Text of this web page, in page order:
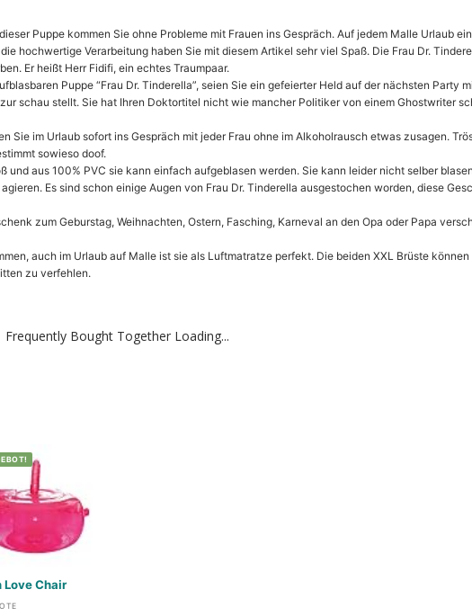
Puppe kommen Sie ohne Probleme mit Frauen ins Gespräch. Auf jedem Malle Urlaub
hochwertige Verarbeitung haben Sie mit diesem Artikel sehr viel Spaß. Die Frau Dr.
Er heißt Herr Fidifi, ein echtes Traumpaar.
Puppe “Frau Dr. Tinderella”, seien Sie ein gefeierter Held auf der nächsten Party
schau stellt. Sie hat Ihren Doktortitel nicht wie mancher Politiker von einem Ghostwriter
Sie im Urlaub sofort ins Gespräch mit jeder Frau ohne im Alkoholrausch etwas zusagen.
sowieso doof.
und aus 100% PVC sie kann einfach aufgeblasen werden. Sie kann leider nicht selber
Es sind schon einige Augen von Frau Dr. Tinderella ausgestochen worden, diese
zum Geburstag, Weihnachten, Ostern, Fasching, Karneval an den Opa oder Papa
auch im Urlaub auf Malle ist sie als Luftmatratze perfekt. Die beiden XXL Brüste
zu verfehlen.
Frequently Bought Together Loading...
Love Chair